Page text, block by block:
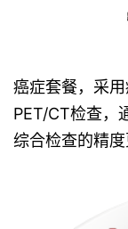
癌症套餐，采
PET/CT检查，
综合检查的精度